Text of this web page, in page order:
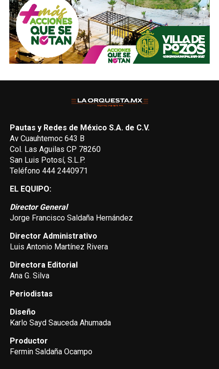
Pautas y Redes de México S.A. de C.V.
Av Cuauhtemoc 643 B
Col. Las Aguilas CP 78260
San Luis Potosí, S.L.P.
Teléfono 444 2440971
EL EQUIPO:
Director General
Jorge Francisco Saldaña Hernández
Director Administrativo
Luis Antonio Martínez Rivera
Directora Editorial
Ana G. Silva
Periodistas
Diseño
Karlo Sayd Sauceda Ahumada
Productor
Fermin Saldaña Ocampo